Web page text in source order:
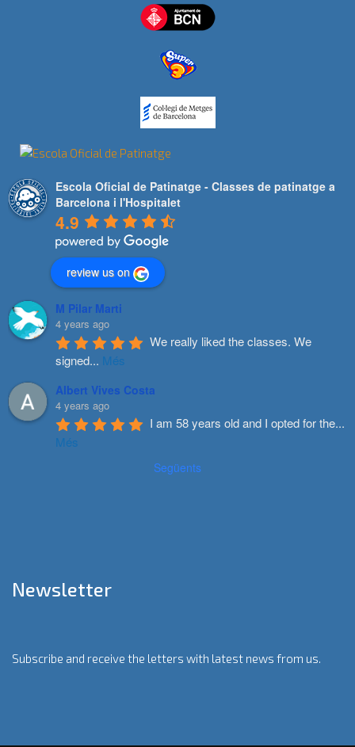
Escola Oficial de Patinatge - Classes de patinatge a
Barcelona i l'Hospitalet
4.9
review us on
M Pilar Marti
4 years ago
We really liked the classes. We
signed... Més
Albert Vives Costa
4 years ago
I am 58 years old and I opted for the...
Més
Següents
Newsletter
Subscribe and receive the letters with latest news from us.